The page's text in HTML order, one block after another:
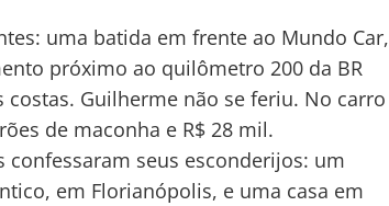
uma batida em frente ao Mundo Car,
próximo ao quilômetro 200 da BR
costas. Guilherme não se feriu. No carro
de maconha e R$ 28 mil.
confessaram seus esconderijos: um
em Florianópolis, e uma casa em